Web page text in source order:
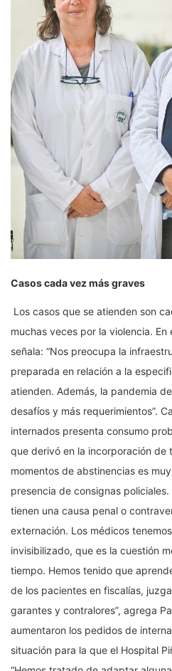
Casos cada vez más graves
Los casos que se atienden son
muchas veces por la violencia.
señala: “Nos preocupa la
preparada en relación a la
atienden. Además, la pandemia
desafíos y más requerimientos”.
internados presenta consumo
que derivó en la incorporación de
momentos de abstinencias es
presencia de consignas
tienen una causa penal o
externación. Los médicos
invisibilizado, que es la cuestión
tiempo. Hemos tenido que
de los pacientes en fiscalías,
garantes y contralores”, agrega
aumentaron los pedidos de
situación para la que el Hospital